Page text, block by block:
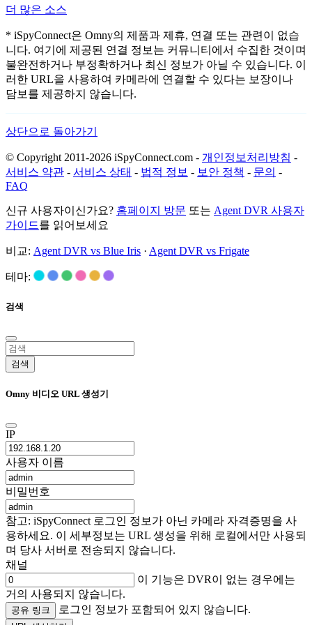
더 많은 소스
* iSpyConnect은 Omny의 제품과 제휴, 연결 또는 관련이 없습
니다. 여기에 제공된 연결 정보는 커뮤니티에서 수집한 것이며
불완전하거나 부정확하거나 최신 정보가 아닐 수 있습니다. 이
러한 URL을 사용하여 카메라에 연결할 수 있다는 보장이나
담보를 제공하지 않습니다.
상단으로 돌아가기
© Copyright 2011-2026 iSpyConnect.com - 개인정보처리방침 -
서비스 약관 - 서비스 상태 - 법적 정보 - 보안 정책 - 문의 -
FAQ
신규 사용자이신가요? 홈페이지 방문 또는 Agent DVR 사용자
가이드를 읽어보세요
비교: Agent DVR vs Blue Iris · Agent DVR vs Frigate
테마:
검색
검색
Omny 비디오 URL 생성기
IP
사용자 이름
비밀번호
참고: iSpyConnect 로그인 정보가 아닌 카메라 자격증명을 사
용하세요. 이 세부정보는 URL 생성을 위해 로컬에서만 사용되
며 당사 서버로 전송되지 않습니다.
채널
이 기능은 DVR이 없는 경우에는
거의 사용되지 않습니다.
공유 링크 로그인 정보가 포함되어 있지 않습니다.